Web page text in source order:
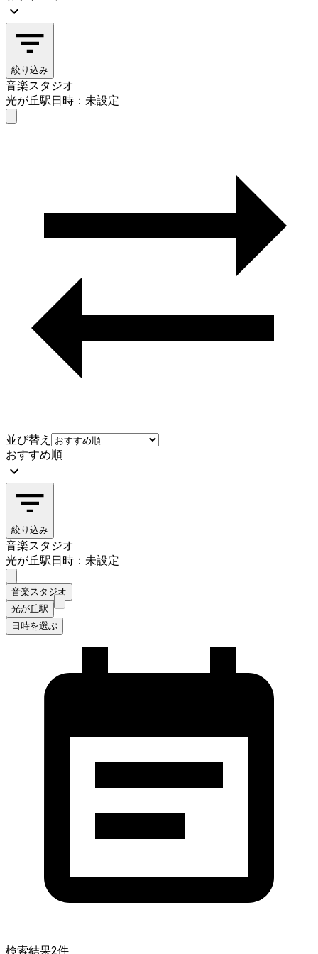
絞り込み
音楽スタジオ
光が丘駅日時：未設定
並び替え
おすすめ順
絞り込み
音楽スタジオ
光が丘駅日時：未設定
音楽スタジオ
光が丘駅
日時を選ぶ
検索結果2件